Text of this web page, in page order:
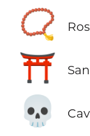
📿
⛩️
💀